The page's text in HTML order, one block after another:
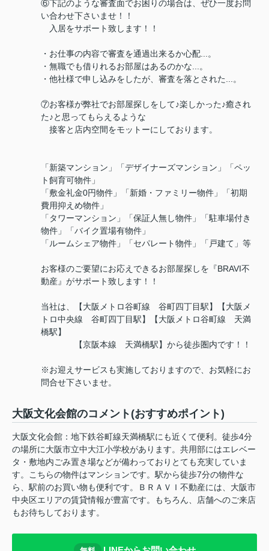
⑥下記のような審査面でお困りの場合は、ぜひ一度お問
い合わせ下さいませ！！
入居をサポート致します！！
・お仕事の内容で審査を通過出来るか心配...。
・無職でも借りれるお部屋はあるのかな...。
・他社様で申し込みをしたが、審査を落とされた...。
⑦お客様が弊社でお部屋探しをして♪楽しかった♪癒され
た♪と思ってもらえるような
接客と店内空間をモットーにしております。
「新築マンション」「デザイナーズマンション」「ペッ
ト飼育可物件」
「敷金礼金0円物件」「新婚・ファミリー物件」「初期
費用抑えめ物件」
「タワーマンション」「保証人無し物件」「駐車場付き
物件」「バイク置場有物件」
「ルームシェア物件」「セパレート物件」「戸建て」等
お客様のご要望にお応えできるお部屋探しを『BRAVI不
動産』がサポート致します！！
当社は、【大阪メトロ谷町線 谷町四丁目駅】【大阪メ
トロ中央線 谷町四丁目駅】【大阪メトロ谷町線 天満
橋駅】
【京阪本線 天満橋駅】から徒歩圏内です！！
※お迎えサービスも実施しておりますので、お気軽にお
問合せ下さいませ。
大阪文化会館のコメント(おすすめポイント)
大阪文化会館：地下鉄谷町線天満橋駅にも近くて便利。徒歩4分
の場所に大阪市立中大江小学校があります。共用部にはエレベー
タ・敷地内ごみ置き場などが備わっておりとても充実していま
す。こちらの物件はマンションです。駅から徒歩7分の物件な
ら、駅前のお買い物も便利です。ＢＲＡＶＩ不動産には、大阪市
中央区エリアの賃貸情報が豊富です。もちろん、店舗へのご来店
もお待ちしております。